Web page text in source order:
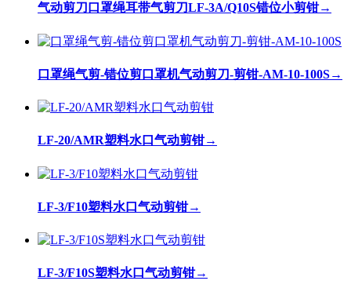
气动剪刀口罩绳耳带气剪刀LF-3A/Q10S错位小剪钳→
口罩绳气剪-错位剪口罩机气动剪刀-剪钳-AM-10-100S→
LF-20/AMR塑料水口气动剪钳→
LF-3/F10塑料水口气动剪钳→
LF-3/F10S塑料水口气动剪钳→